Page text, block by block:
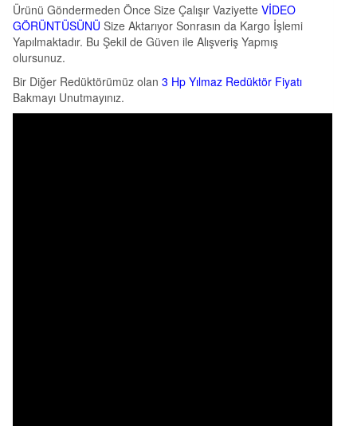
Ürünü Göndermeden Önce Size Çalışır Vaziyette VİDEO
GÖRÜNTÜSÜNÜ Size Aktarıyor Sonrasın da Kargo İşlemi
Yapılmaktadır. Bu Şekil de Güven ile Alışveriş Yapmış
olursunuz.
Bir Diğer Redüktörümüz olan 3 Hp Yılmaz Redüktör Fiyatı
Bakmayı Unutmayınız.